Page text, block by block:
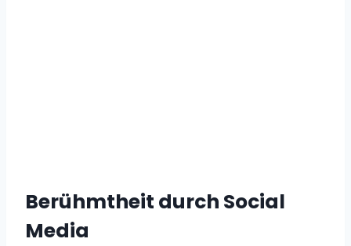
Berühmtheit durch Social
Media